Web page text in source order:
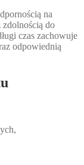
na
zdolnością do
czas zachowuje
odpowiednią